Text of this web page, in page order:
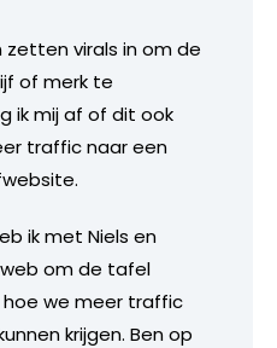
virals in om de
of merk te
ik mij af of dit ook
traffic naar een
ik met Niels en
om de tafel
we meer traffic
krijgen. Ben op